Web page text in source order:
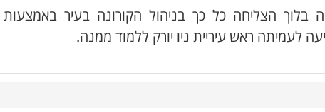
בלוך הצליחה כל כך בניהול הקורונה בעיר
לעמיתה ראש עיריית ניו יורק ללמוד ממנה.